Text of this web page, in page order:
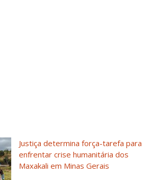
Justiça determina força-tarefa para
enfrentar crise humanitária dos
Maxakali em Minas Gerais